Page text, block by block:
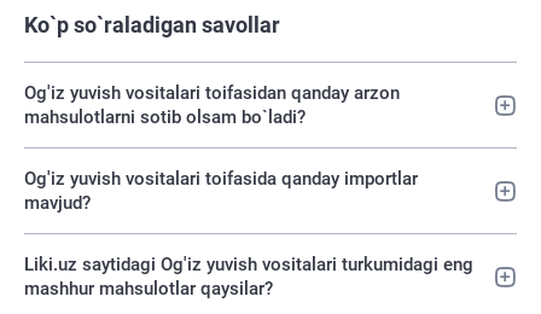
Ko`p so`raladigan savollar
Og'iz yuvish vositalari toifasidan qanday arzon
mahsulotlarni sotib olsam bo`ladi?
Og'iz yuvish vositalari toifasida qanday importlar
mavjud?
Liki.uz saytidagi Og'iz yuvish vositalari turkumidagi eng
mashhur mahsulotlar qaysilar?